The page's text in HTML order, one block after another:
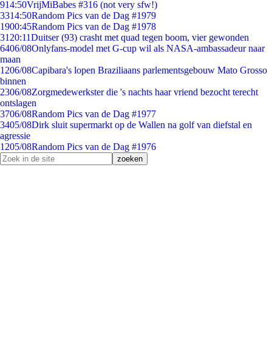
914:50VrijMiBabes #316 (not very sfw!)
3314:50Random Pics van de Dag #1979
1900:45Random Pics van de Dag #1978
31 20:11Duitser (93) crasht met quad tegen boom, vier gewonden
6406/08Onlyfans-model met G-cup wil als NASA-ambassadeur naar
maan
1206/08Capibara's lopen Braziliaans parlementsgebouw Mato Grosso
binnen
2306/08Zorgmedewerkster die 's nachts haar vriend bezocht terecht
ontslagen
3706/08Random Pics van de Dag #1977
3405/08Dirk sluit supermarkt op de Wallen na golf van diefstal en
agressie
1205/08Random Pics van de Dag #1976